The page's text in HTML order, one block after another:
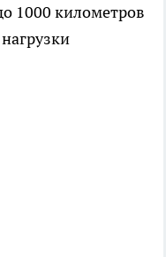
1000 километров